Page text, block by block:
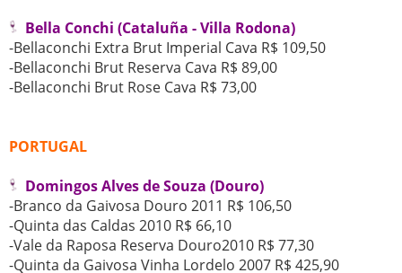
Bella Conchi (Cataluña - Villa Rodona)
-Bellaconchi Extra Brut Imperial Cava R$ 109,50
-Bellaconchi Brut Reserva Cava R$ 89,00
-Bellaconchi Brut Rose Cava R$ 73,00
PORTUGAL
Domingos Alves de Souza (Douro)
-Branco da Gaivosa Douro 2011 R$ 106,50
-Quinta das Caldas 2010 R$ 66,10
-Vale da Raposa Reserva Douro2010 R$ 77,30
-Quinta da Gaivosa Vinha Lordelo 2007 R$ 425,90